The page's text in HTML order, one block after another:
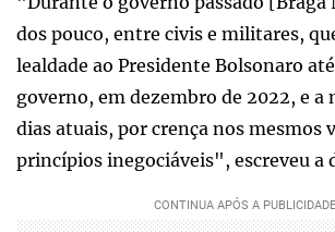
dos pouco, entre civis e militares,
lealdade ao Presidente Bolsonaro
governo, em dezembro de 2022, e a
dias atuais, por crença nos mesmos
princípios inegociáveis", escreveu a